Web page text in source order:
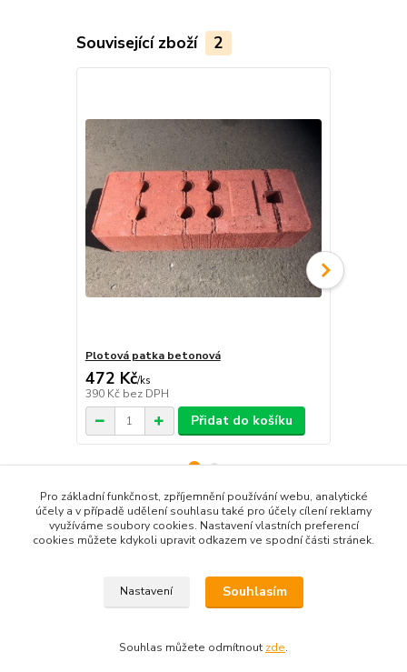
Související zboží 2
Plotová patka betonová
472 Kč/ks
390 Kč bez DPH
Přidat do košíku
Zboží zařazeno v kategoriích
Pro základní funkčnost, zpříjemnění používání webu, analytické
účely a v případě udělení souhlasu také pro účely cílení reklamy
využíváme soubory cookies. Nastavení vlastních preferencí
cookies můžete kdykoli upravit odkazem ve spodní části stránek.
Nastavení Souhlasím
Souhlas můžete odmítnout zde.